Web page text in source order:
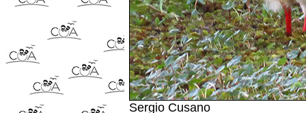
Sergio Cusano